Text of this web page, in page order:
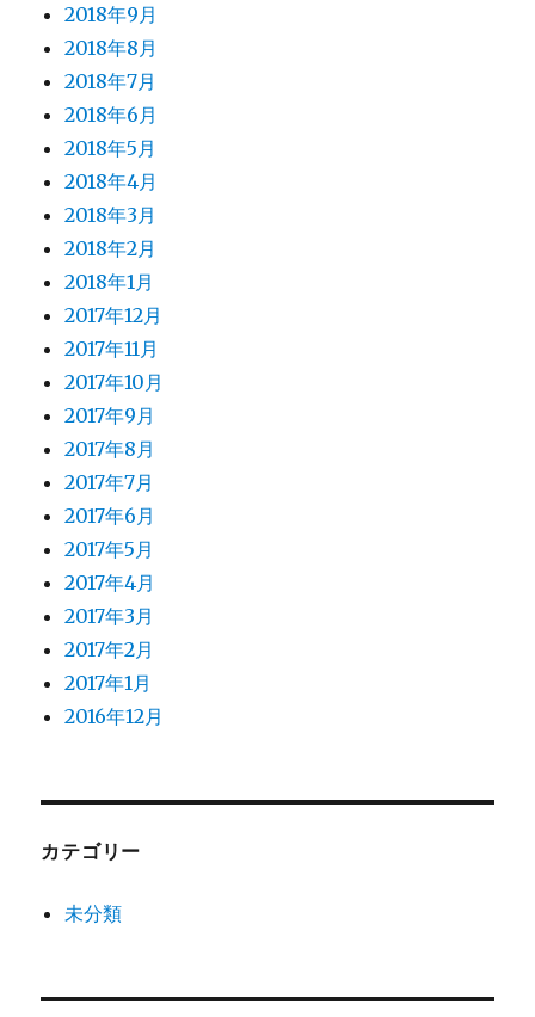
2018年9月
2018年8月
2018年7月
2018年6月
2018年5月
2018年4月
2018年3月
2018年2月
2018年1月
2017年12月
2017年11月
2017年10月
2017年9月
2017年8月
2017年7月
2017年6月
2017年5月
2017年4月
2017年3月
2017年2月
2017年1月
2016年12月
カテゴリー
未分類